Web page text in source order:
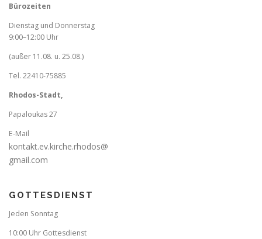
Bürozeiten
Dienstag und Donnerstag
9:00–12:00 Uhr
(außer 11.08. u. 25.08.)
Tel. 22410-75885
Rhodos-Stadt,
Papaloukas 27
E-Mail
kontakt.ev.kirche.rhodos@
gmail.com
GOTTESDIENST
Jeden Sonntag
10:00 Uhr Gottesdienst